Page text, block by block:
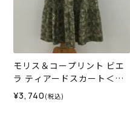
モリス＆コープリント ビエ
ラ ティアードスカート＜M
サイズ＞02BR
¥3,740 (税込)